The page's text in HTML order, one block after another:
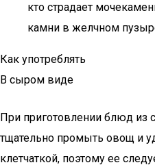
кто страдает
камни в желчном
Как употреблять
В сыром виде
При приготовлении блюд
тщательно промыть овощ и
клетчаткой, поэтому ее